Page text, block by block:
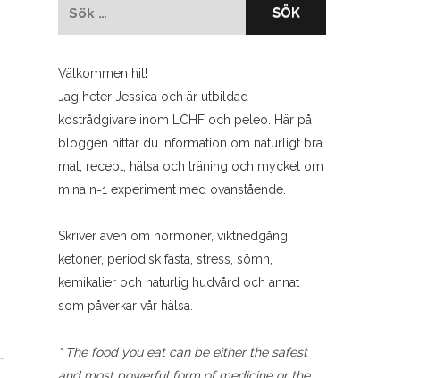
Välkommen hit!
Jag heter Jessica och är utbildad
kostrådgivare inom LCHF och peleo. Här på
bloggen hittar du information om naturligt bra
mat, recept, hälsa och träning och mycket om
mina n=1 experiment med ovanstående.
Skriver även om hormoner, viktnedgång,
ketoner, periodisk fasta, stress, sömn,
kemikalier och naturlig hudvård och annat
som påverkar vår hälsa.
" The food you eat can be either the safest